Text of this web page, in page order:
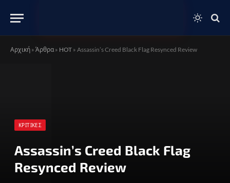
Αρχική » Άρθρα » HOT » Assassin’s Creed Black Flag Resynced Review
ΚΡΙΤΙΚΈΣ
Assassin’s Creed Black Flag
Resynced Review